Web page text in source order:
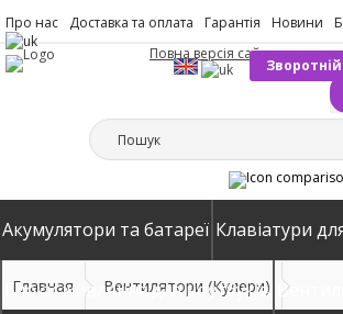
Про нас Доставка та оплата Гарантія Новини
Повна версія сайту
Акумулятори та батареї Клавіатури
Блоки живлення для ноутбуків
Главная Вентилятори (Кулери)